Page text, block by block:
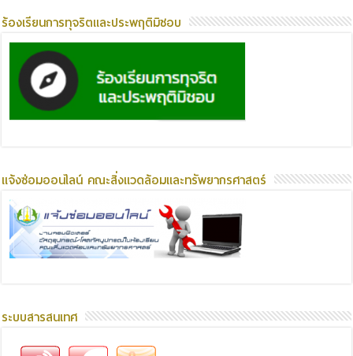
ร้องเรียนการทุจริตและประพฤติมิชอบ
แจ้งซ่อมออนไลน์ คณะสิ่งแวดล้อมและทรัพยากรศาสตร์
ระบบสารสนเทศ